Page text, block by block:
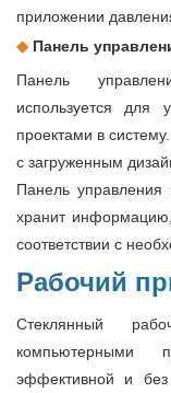
приложении
◆ Панель
Панель
используется для
проектами в
с загруженным
Панель
хранит
соответствии с
Рабочий
Стеклянный
компьютерными
эффективной и